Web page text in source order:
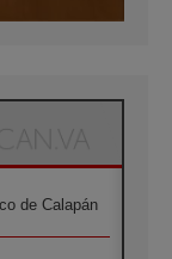
de Calapán